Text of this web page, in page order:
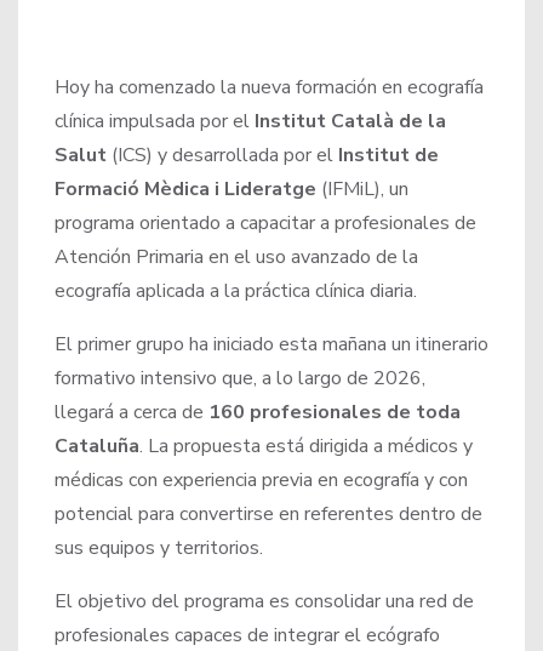
Hoy ha comenzado la nueva formación en ecografía
clínica impulsada por el Institut Català de la
Salut (ICS) y desarrollada por el Institut de
Formació Mèdica i Lideratge (IFMiL), un
programa orientado a capacitar a profesionales de
Atención Primaria en el uso avanzado de la
ecografía aplicada a la práctica clínica diaria.
El primer grupo ha iniciado esta mañana un itinerario
formativo intensivo que, a lo largo de 2026,
llegará a cerca de 160 profesionales de toda
Cataluña. La propuesta está dirigida a médicos y
médicas con experiencia previa en ecografía y con
potencial para convertirse en referentes dentro de
sus equipos y territorios.
El objetivo del programa es consolidar una red de
profesionales capaces de integrar el ecógrafo